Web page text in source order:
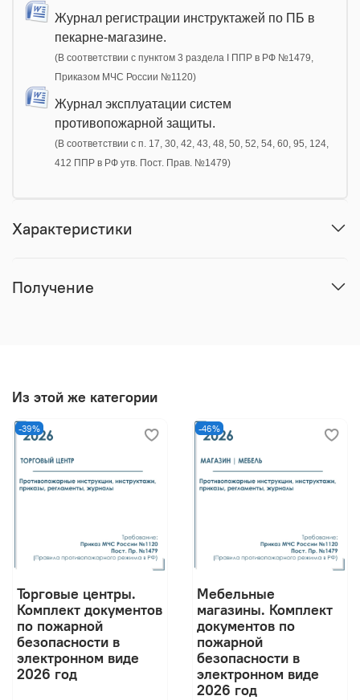
Журнал регистрации инструктажей по ПБ в
пекарне-магазине.
(В соответствии с пунктом 3 раздела I ППР в РФ №1479,
Приказом МЧС России №1120)
Журнал эксплуатации систем
противопожарной защиты.
(В соответствии с п. 17, 30, 42, 43, 48, 50, 52, 54, 60, 95, 124,
412 ППР в РФ утв. Пост. Прав. №1479)
Характеристики
Получение
Из этой же категории
-39%
Торговые центры.
Комплект документов
по пожарной
безопасности в
электронном виде
2026 год
-46%
Мебельные
магазины. Комплект
документов по
пожарной
безопасности в
электронном виде
2026 год